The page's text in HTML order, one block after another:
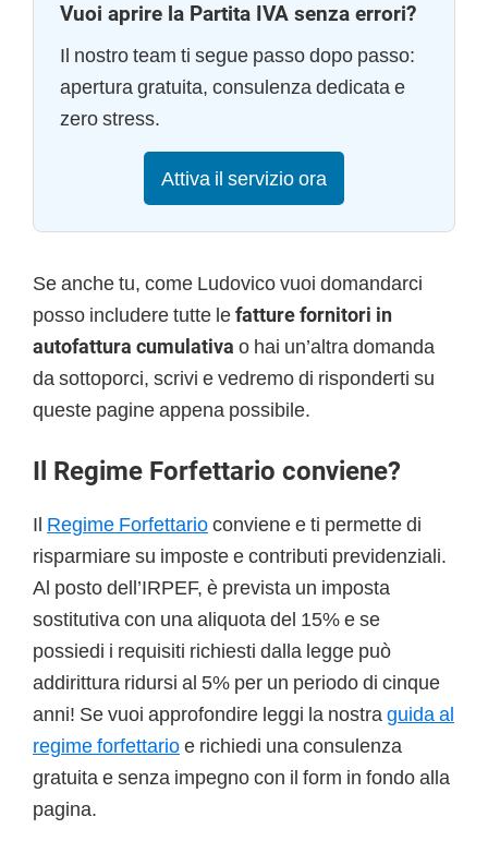
Vuoi aprire la Partita IVA senza errori?
Il nostro team ti segue passo dopo passo:
apertura gratuita, consulenza dedicata e
zero stress.
Attiva il servizio ora
Se anche tu, come Ludovico vuoi domandarci
posso includere tutte lefatture fornitori in
autofattura cumulativa o hai un’altra domanda
da sottoporci, scrivi e vedremo di risponderti su
queste pagine appena possibile.
Il Regime Forfettario conviene?
Il Regime Forfettarioconviene e ti permette di
risparmiare su imposte e contributi previdenziali.
Al posto dell’IRPEF, è prevista un imposta
sostitutiva con una aliquota del 15% e se
possiedi i requisiti richiesti dalla legge può
addirittura ridursi al 5% per un periodo di cinque
anni! Se vuoi approfondire leggi la nostra guida al
regime forfettarioe richiedi una consulenza
gratuita e senza impegno con il form in fondo alla
pagina.